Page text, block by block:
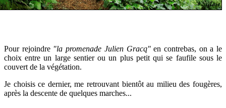
Pour rejoindre "la promenade Julien Gracq"en contrebas, on a le
choix entre un large sentier ou un plus petit qui se faufile sous le
couvert de la végétation.
Je choisis ce dernier, me retrouvant bientôt au milieu des fougères,
après la descente de quelques marches...